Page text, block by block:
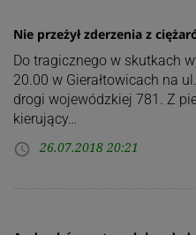
Nie przeżył zderzenia z
Do tragicznego w skutkach
20.00 w Gierałtowicach na
drogi wojewódzkiej 781. Z
kierujący…
access_time 26.07.2018 20:21